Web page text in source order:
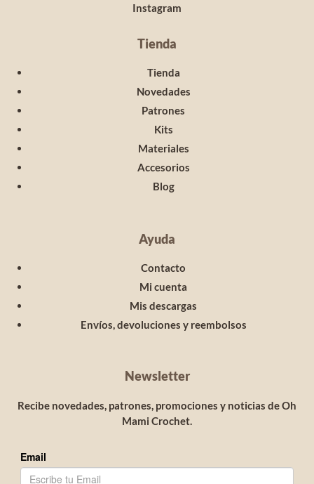
Instagram
Tienda
Tienda
Novedades
Patrones
Kits
Materiales
Accesorios
Blog
Ayuda
Contacto
Mi cuenta
Mis descargas
Envíos, devoluciones y reembolsos
Newsletter
Recibe novedades, patrones, promociones y noticias de Oh
Mami Crochet.